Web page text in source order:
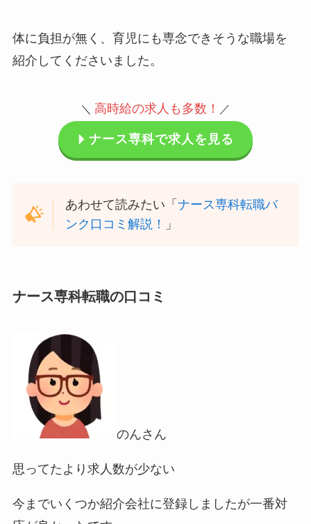
体に負担が無く、育児にも専念できそうな職場を
紹介してくださいました。
＼ 高時給の求人も多数 ！ ／
ナース専科で求人を見る
あわせて読みたい「ナース専科転職バ
ンク口コミ解説！
」
ナース専科転職の口コミ
のんさん
思ってたより求人数が少ない
今までいくつか紹介会社に登録しましたが一番対